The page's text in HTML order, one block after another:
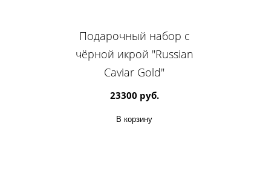
Подарочный набор с
чёрной икрой "Russian
Caviar Gold"
23300 руб.
В корзину